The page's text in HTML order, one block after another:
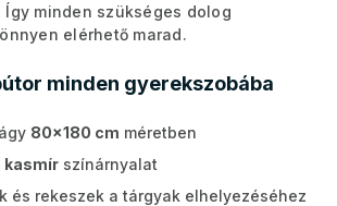
Így minden szükséges dolog
elérhető marad.
minden gyerekszobába
80x180 cm méretben
kasmír színárnyalat
és rekeszek a tárgyak elhelyezéséhez